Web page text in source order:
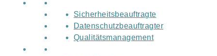
Sicherheitsbeauftragte
Datenschutzbeauftragter
Qualitätsmanagement